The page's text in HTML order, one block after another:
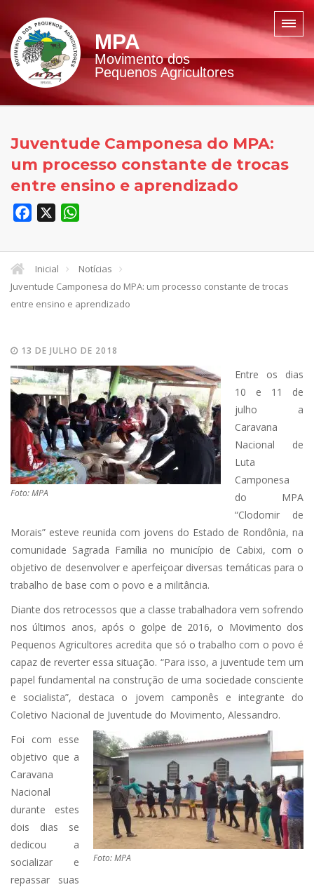
MPA
Movimento dos
Pequenos Agricultores
Juventude Camponesa do MPA:
um processo constante de trocas
entre ensino e aprendizado
Facebook
Inicial
Notícias
Juventude Camponesa do MPA: um processo constante de trocas
entre ensino e aprendizado
13 DE JULHO DE 2018
Foto: MPA
Entre os dias
10 e 11 de
julho a
Caravana
Nacional de
Luta
Camponesa
do MPA
“Clodomir de
Morais” esteve reunida com jovens do Estado de Rondônia, na
comunidade Sagrada Família no município de Cabixi, com o
objetivo de desenvolver e aperfeiçoar diversas temáticas para o
trabalho de base com o povo e a militância.
Diante dos retrocessos que a classe trabalhadora vem sofrendo
nos últimos anos, após o golpe de 2016, o Movimento dos
Pequenos Agricultores acredita que só o trabalho com o povo é
capaz de reverter essa situação. “Para isso, a juventude tem um
papel fundamental na construção de uma sociedade consciente
e socialista”, destaca o jovem camponês e integrante do
Coletivo Nacional de Juventude do Movimento, Alessandro.
Foto: MPA
Foi com esse
objetivo que a
Caravana
Nacional
durante estes
dois dias se
dedicou a
socializar e
repassar suas